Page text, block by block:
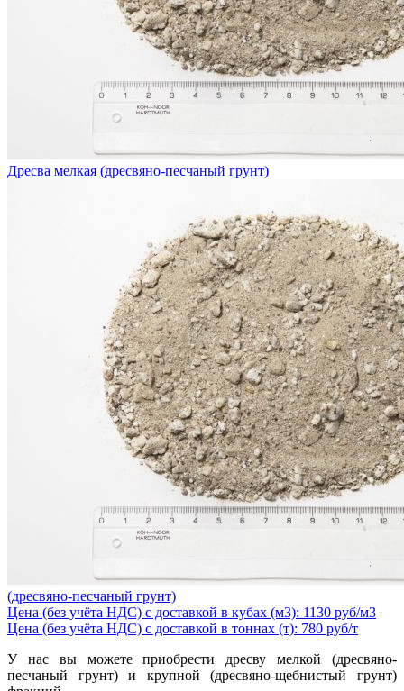
Дресва мелкая (дресвяно-песчаный грунт)
(дресвяно-песчаный грунт)
Цена (без учёта НДС) с доставкой в кубах (м3): 1130 руб/м3
Цена (без учёта НДС) с доставкой в тоннах (т): 780 руб/т
У нас вы можете приобрести дресву мелкой (дресвяно-
песчаный грунт) и крупной (дресвяно-щебнистый грунт)